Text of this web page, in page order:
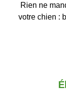
Rien ne
votre chien :